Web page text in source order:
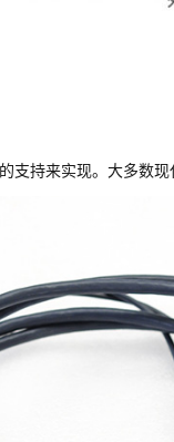
支持来实现。大多数